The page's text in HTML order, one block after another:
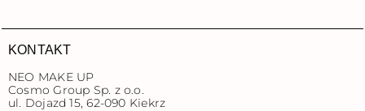
KONTAKT
NEO MAKE UP
Cosmo Group Sp. z o.o.
ul. Dojazd 15, 62-090 Kiekrz